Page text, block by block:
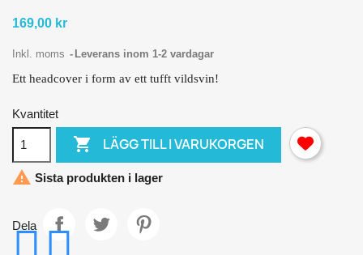
169,00 kr
Inkl. moms Leverans inom 1-2 vardagar
Ett headcover i form av ett tufft vildsvin!
Kvantitet
 LÄGG TILL I VARUKORGEN
 Sista produkten i lager
Dela